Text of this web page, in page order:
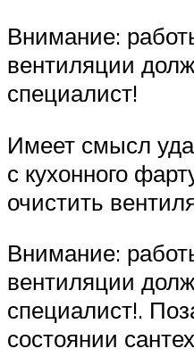
Внимание:
вентиляции
специалист!
Имеет смысл
с кухонного
очистить
Внимание:
вентиляции
специалист!.
состоянии